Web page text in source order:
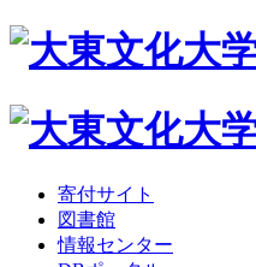
寄付サイト
図書館
情報センター